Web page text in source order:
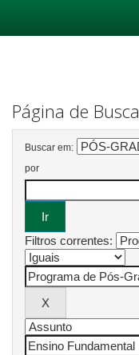
Página de Busca
Buscar em:
por
Filtros correntes: